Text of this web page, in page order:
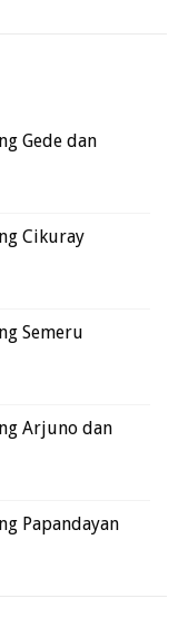
Gede dan
Cikuray
Semeru
Arjuno dan
Papandayan